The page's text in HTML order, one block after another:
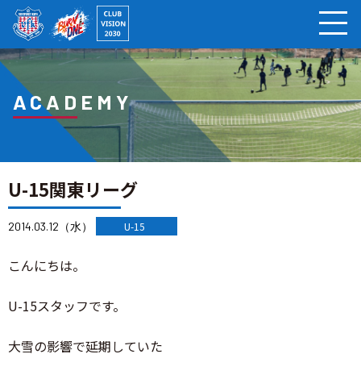
ACADEMY
U-15関東リーグ
2014.03.12（水） U-15
こんにちは。
U-15スタッフです。
大雪の影響で延期していた